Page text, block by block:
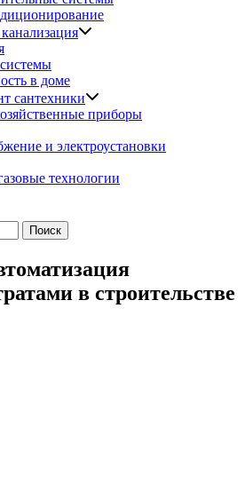
в доме
сантехники
приборы
и электроустановки
технологии
в строительстве